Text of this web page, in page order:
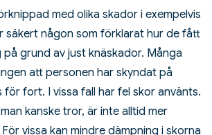
med olika skador i exempelvis
säkert någon som förklarat hur de fått
grund av just knäskador. Många
att personen har skyndat på
för fort. I vissa fall har fel skor använts.
kanske tror, är inte alltid mer
vissa kan mindre dämpning i skorna